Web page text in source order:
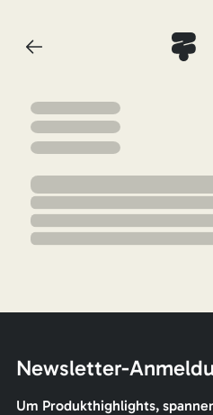
Newsletter-
Um Produkthighlights,